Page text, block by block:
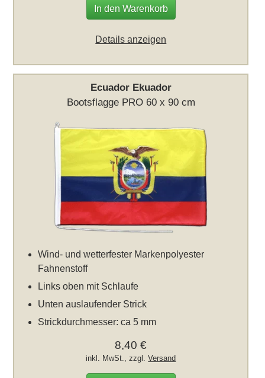
In den Warenkorb
Details anzeigen
Ecuador Ekuador
Bootsflagge PRO 60 x 90 cm
Wind- und wetterfester Markenpolyester
Fahnenstoff
Links oben mit Schlaufe
Unten auslaufender Strick
Strickdurchmesser: ca 5 mm
8,40 €
inkl. MwSt., zzgl.Versand